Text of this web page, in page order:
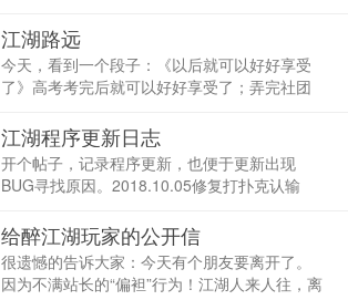
入也能让我的收入超过多数人了。我的另一大
幸福就是人到中年还能重拾少年时候的爱好--足
球。前阵子偶...
江湖路远
今天，看到一个段子：《以后就可以好好享受
了》高考考完后就可以好好享受了；弄完社团
享受了；找到工作后就可以好好享受了；工作
2、3年熟练以后就可以好好享受了；策划案做
完后就可...
江湖程序更新日志
开个帖子，记录程序更新，也便于更新出现
BUG寻找原因。2018.10.05修复打扑克认输
加名单里自己的图片标识粗体发言，最后的发
言人的名字去掉猪场最高产量由19调高到
202018...
给醉江湖玩家的公开信
很遗憾的告诉大家：今天有个朋友要离开了。
因为不满站长的“偏袒”行为！江湖人来人往，离